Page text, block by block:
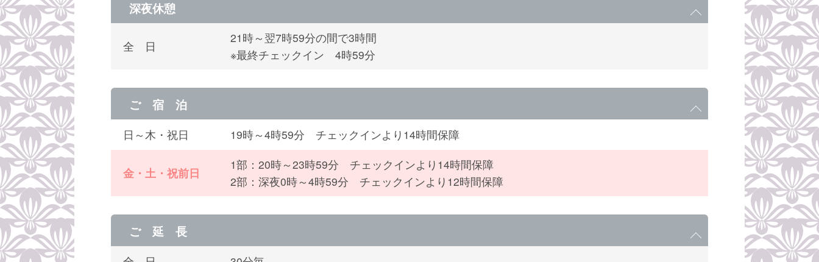
深夜休憩
全 日
21時～翌7時59分の間で3時間
※最終チェックイン 4時59分
ご 宿 泊
日～木・祝日 19時～4時59分 チェックインより14時間保障
金・土・祝前日
1部：20時～23時59分 チェックインより14時間保障
2部：深夜0時～4時59分 チェックインより12時間保障
ご 延 長